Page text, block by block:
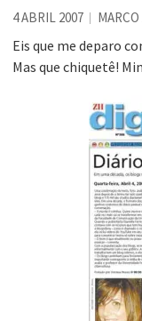
Contardo Calligaris
Esse tal de Rock
4 ABRIL 2007
Eis que me deparo
Mas que chiquetê!